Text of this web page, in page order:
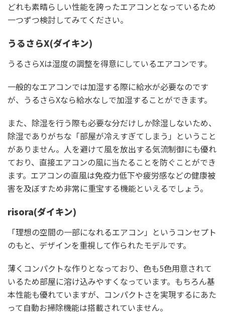
どれも素晴らしい性能を誇ったエアコンとなっているため
一つずつ検討してみてください。
うるさらX(ダイキン)
うるさらXは湿度の調整を得意にしているエアコンです。
一般的なエアコンでは加湿する際に給水が必要なのです
が、うるさらXなら給水なしで加湿することができます。
また、除湿を行う際も必要な分だけしか除湿しないため、
除湿でありがちな「部屋が冷えすぎてしまう」ということ
がありません。人を避けて風を放出する気流制御にも優れ
ており、直接エアコンの風に当たることを防ぐことができ
ます。エアコンの直風は免疫力低下や疲労感などの健康被
害を及ぼすため非常に重宝する機能といえるでしょう。
risora(ダイキン)
「理想の空間の一部になれるエアコン」というコンセプト
のもと、デザインを重視して作られたモデルです。
薄くコンパクトな作りとなっており、色も5色用意されて
いるため部屋に溶け込みやすくなっています。もちろん基
本性能も優れていますが、コンパクトさを実現するにあた
って自動お掃除機能は搭載されていません。